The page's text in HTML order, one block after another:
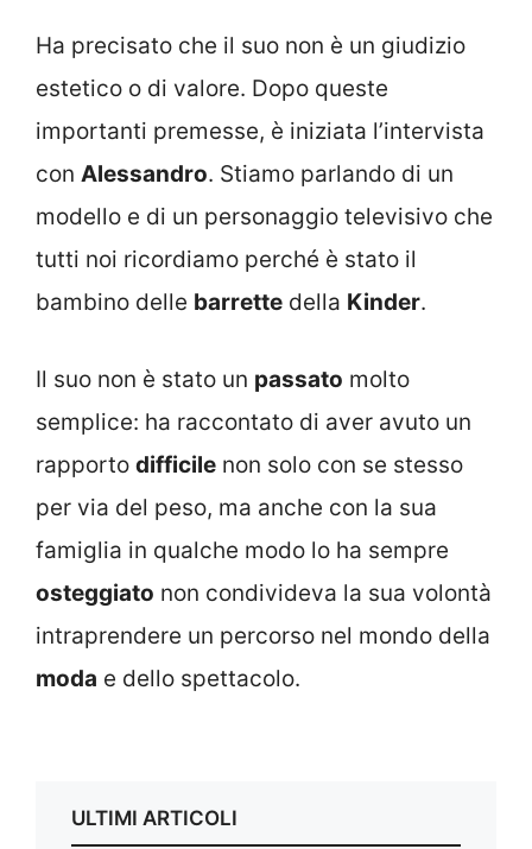
Ha precisato che il suo non è un giudizio
estetico o di valore. Dopo queste
importanti premesse, è iniziata l’intervista
con Alessandro. Stiamo parlando di un
modello e di un personaggio televisivo che
tutti noi ricordiamo perché è stato il
bambino delle barrette della Kinder.
Il suo non è stato un passato molto
semplice: ha raccontato di aver avuto un
rapporto difficile non solo con se stesso
per via del peso, ma anche con la sua
famiglia in qualche modo lo ha sempre
osteggiato non condivideva la sua volontà
intraprendere un percorso nel mondo della
moda e dello spettacolo.
ULTIMI ARTICOLI